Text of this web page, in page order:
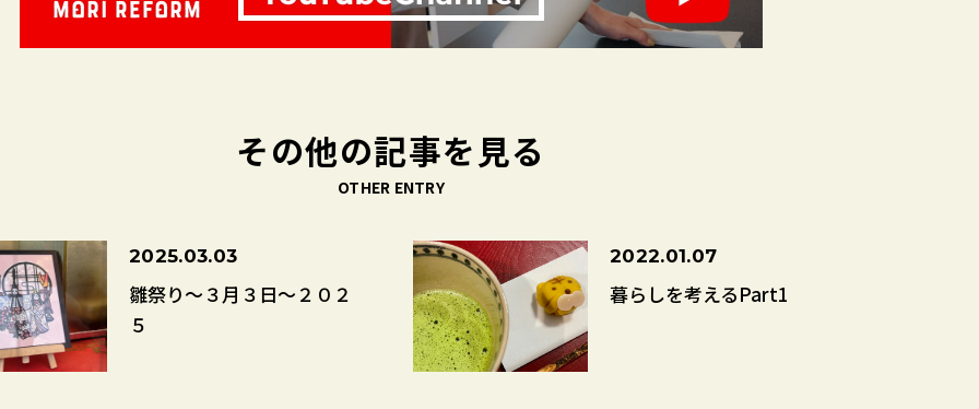
その他の記事を見る
OTHER ENTRY
2025.03.03
雛祭り～３月３日～２０２
５
2022.01.07
暮らしを考えるPart1